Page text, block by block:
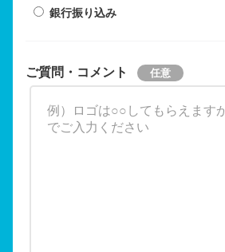
銀行振り込み
ご質問・コメント